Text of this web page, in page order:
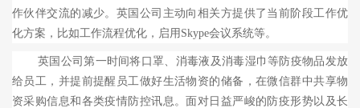
作伙伴交流的减少。英国公司主动向相关方提供了当前阶段工作优
化方案，比如工作流程优化，启用 Skype会议系统等。
英国公司第一时间将口罩、消毒液及消毒湿巾等防疫物品发放
给员工，并提前提醒员工做好生活物资的储备，在微信群中共享物
资采购信息和各类疫情防控讯息。面对日益严峻的防疫形势以及长